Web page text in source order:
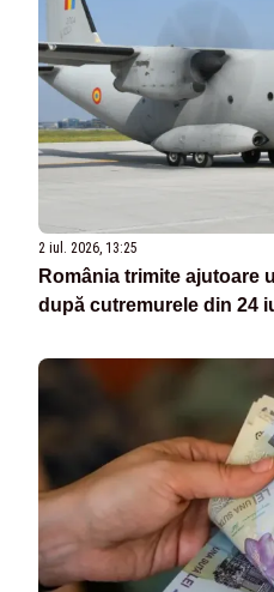
2 iul. 2026, 13:25
România trimite ajutoare
după cutremurele din 24